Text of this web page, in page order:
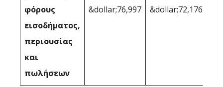
φόρους
εισοδήματος,
περιουσίας
και
πωλήσεων
&dollar;76,997 &dollar;72,176